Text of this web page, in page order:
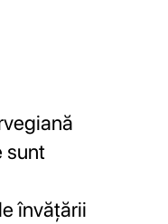
sunt
învățării